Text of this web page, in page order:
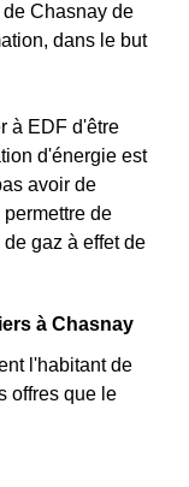
Chasnay de
dans le but
à EDF d'être
d'énergie est
avoir de
de
gaz à effet de
à Chasnay
l'habitant de
offres que le